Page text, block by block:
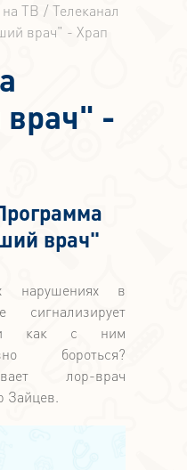
ТВ
Телеканал
врач" - Храп
-
врач"
нарушениях в
сигнализирует
как с ним
бороться?
лор-врач
Зайцев.